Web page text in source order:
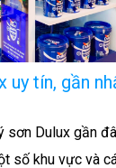
uy tín, gần
Dulux gần
số khu vực và